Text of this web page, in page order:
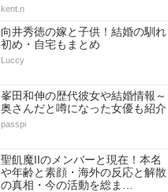
kent.n
向井秀徳の嫁と子供！結婚の馴れ
初め・自宅もまとめ
Luccy
峯田和伸の歴代彼女や結婚情報～
奥さんだと噂になった女優も紹介
passpi
聖飢魔IIのメンバーと現在！本名
や年齢と素顔・海外の反応と解散
の真相・今の活動を総ま…